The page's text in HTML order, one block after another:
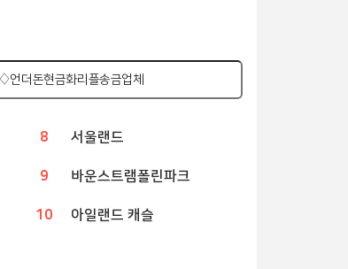
6 볼베어파크
7 상상체험 키즈월드
8 서울랜드
9 바운스트램폴린파크
10 아일랜드 캐슬